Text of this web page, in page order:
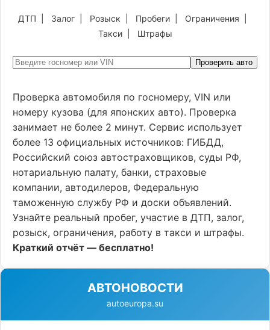
ДТП Залог Розыск Пробеги Ограничения
Такси| Штрафы
Проверить авто
Проверка автомобиля по госномеру, VIN или
номеру кузова (для японских авто). Проверка
занимает не более 2 минут. Сервис использует
более 13 официальных источников: ГИБДД,
Российский союз автостраховщиков, суды РФ,
нотариальную палату, банки, страховые
компании, автодилеров, Федеральную
таможенную службу РФ и доски объявлений.
Узнайте реальный пробег, участие в ДТП, залог,
розыск, ограничения, работу в такси и штрафы.
Краткий отчёт — бесплатно!
АВТОНОВОСТИ
autoeuropa.su